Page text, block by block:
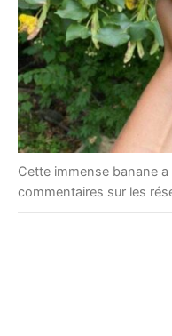
Cette immense banane
commentaires sur les